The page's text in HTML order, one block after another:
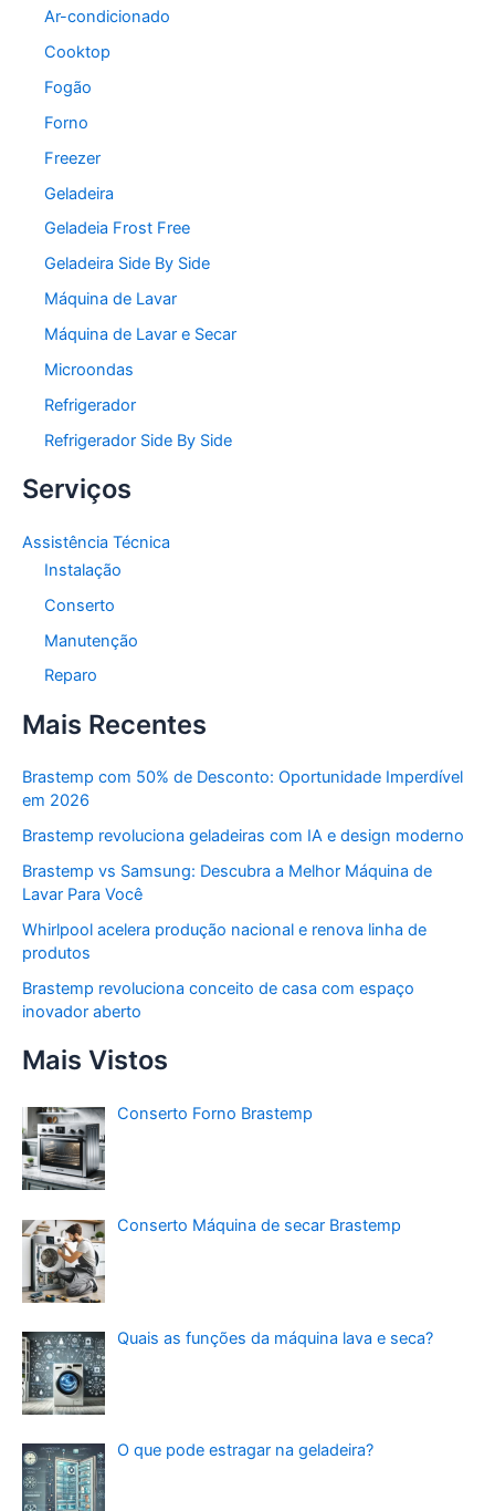
Ar-condicionado
Cooktop
Fogão
Forno
Freezer
Geladeira
Geladeia Frost Free
Geladeira Side By Side
Máquina de Lavar
Máquina de Lavar e Secar
Microondas
Refrigerador
Refrigerador Side By Side
Serviços
Assistência Técnica
Instalação
Conserto
Manutenção
Reparo
Mais Recentes
Brastemp com 50% de Desconto: Oportunidade Imperdível
em 2026
Brastemp revoluciona geladeiras com IA e design moderno
Brastemp vs Samsung: Descubra a Melhor Máquina de
Lavar Para Você
Whirlpool acelera produção nacional e renova linha de
produtos
Brastemp revoluciona conceito de casa com espaço
inovador aberto
Mais Vistos
Conserto Forno Brastemp
Conserto Máquina de secar Brastemp
Quais as funções da máquina lava e seca?
O que pode estragar na geladeira?